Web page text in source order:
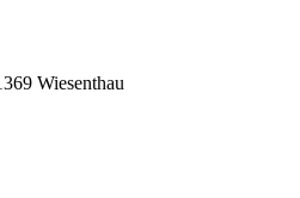
Wiesenthau